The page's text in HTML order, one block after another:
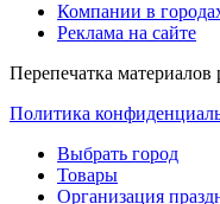
Компании в
Реклама на сайте
Перепечатка материалов
Политика
Выбрать город
Товары
Организация